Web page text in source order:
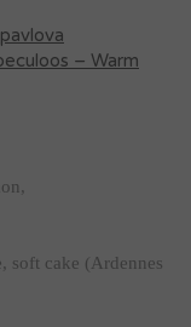
– Warm
soft cake (Ardennes